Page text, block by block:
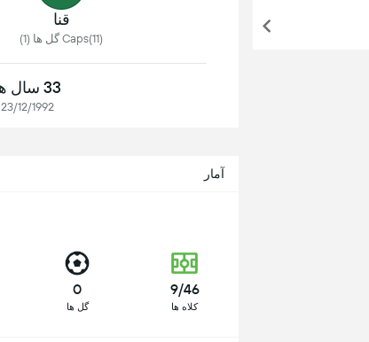
قنا
Caps(11) گل ها (1)
33 سال ها
23/12/1992
آمار
9/46
کلاه ها
0
گل ها